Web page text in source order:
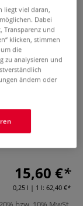
15,60 €
0,25 l | 1 l: 62,40 €
liegt viel daran,
Dabei
Transparenz und
klicken, stimmen
die
zu analysieren und
ändern oder